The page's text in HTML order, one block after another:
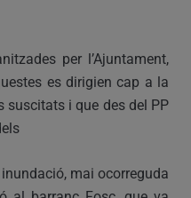
per l’Ajuntament,
es dirigien cap a la
suscitats i que des del PP
mai ocorreguda